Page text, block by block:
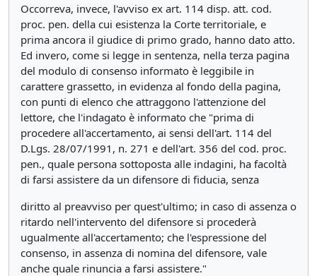
Occorreva, invece, l'avviso ex art. 114 disp. att. cod.
proc. pen. della cui esistenza la Corte territoriale, e
prima ancora il giudice di primo grado, hanno dato atto.
Ed invero, come si legge in sentenza, nella terza pagina
del modulo di consenso informato è leggibile in
carattere grassetto, in evidenza al fondo della pagina,
con punti di elenco che attraggono l'attenzione del
lettore, che l'indagato è informato che "prima di
procedere all'accertamento, ai sensi dell'art. 114 del
D.Lgs. 28/07/1991, n. 271 e dell'art. 356 del cod. proc.
pen., quale persona sottoposta alle indagini, ha facoltà
di farsi assistere da un difensore di fiducia, senza
diritto al preavviso per quest'ultimo; in caso di assenza o
ritardo nell'intervento del difensore si procederà
ugualmente all'accertamento; che l'espressione del
consenso, in assenza di nomina del difensore, vale
anche quale rinuncia a farsi assistere."